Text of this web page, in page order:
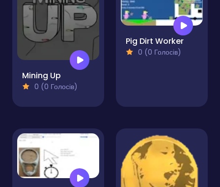
Mining Up
0 (0 Голосів)
Pig Dirt Worker
0 (0 Голосів)